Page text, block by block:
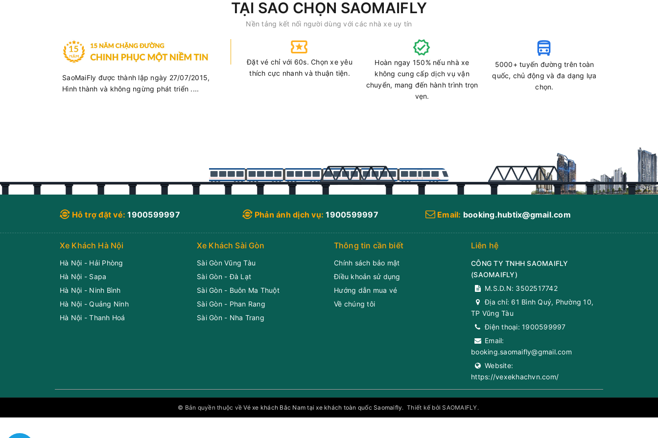
TẠI SAO CHỌN SAOMAIFLY
Nền tảng kết nối người dùng với các nhà xe uy tín
SaoMaiFly được thành lập ngày 27/07/2015,
Hình thành và không ngừng phát triển ....
Đặt vé chỉ với 60s. Chọn xe yêu
thích cực nhanh và thuận tiện.
Hoàn ngay 150% nếu nhà xe
không cung cấp dịch vụ vận
chuyển, mang đến hành trình trọn
vẹn.
5000+ tuyến đường trên toàn
quốc, chủ động và đa dạng lựa
chọn.
Hỗ trợ đặt vé: 1900599997 Phản ánh dịch vụ: 1900599997 Email: booking.hubtix@gmail.com
Xe Khách Hà Nội
Hà Nội - Hải Phòng
Hà Nội - Sapa
Hà Nội - Ninh Bình
Hà Nội - Quảng Ninh
Hà Nội - Thanh Hoá
Xe Khách Sài Gòn
Sài Gòn Vũng Tàu
Sài Gòn - Đà Lạt
Sài Gòn - Buôn Ma Thuột
Sài Gòn - Phan Rang
Sài Gòn - Nha Trang
Thông tin cần biết
Chính sách bảo mật
Điều khoản sử dụng
Hướng dẫn mua vé
Về chúng tôi
Liên hệ
CÔNG TY TNHH SAOMAIFLY
(SAOMAIFLY)
M.S.D.N: 3502517742
Địa chỉ: 61 Bình Quý, Phường 10,
TP Vũng Tàu
Điện thoại: 1900599997
Email:
booking.saomaifly@gmail.com
Website:
https://vexekhachvn.com/
© Bản quyền thuộc vềVé xe khách Bắc Nam tại xe khách toàn quốc Saomaifly. Thiết kế bởi SAOMAIFLY.